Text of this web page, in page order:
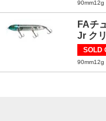
90mm12g
FAチ
Jr ク
SOLD
90mm12g